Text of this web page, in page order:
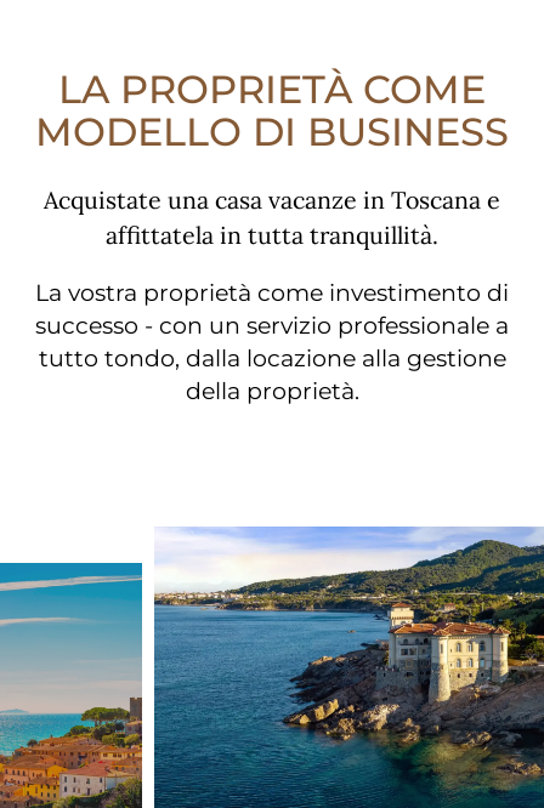
LA PROPRIETÀ COME
MODELLO DI BUSINESS
Acquistate una casa vacanze in Toscana e
affittatela in tutta tranquillità.
La vostra proprietà come investimento di
successo - con un servizio professionale a
tutto tondo, dalla locazione alla gestione
della proprietà.